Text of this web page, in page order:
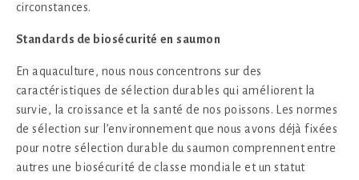
circonstances.
Standards de biosécurité en saumon
En aquaculture, nous nous concentrons sur des
caractéristiques de sélection durables qui améliorent la
survie, la croissance et la santé de nos poissons. Les normes
de sélection sur l’environnement que nous avons déjà fixées
pour notre sélection durable du saumon comprennent entre
autres une biosécurité de classe mondiale et un statut